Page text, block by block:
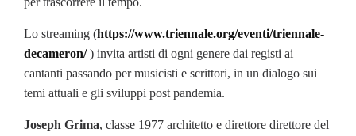
Lo streaming (https://www.triennale.org/eventi/triennale-
decameron/) invita artisti di ogni genere dai registi ai
cantanti passando per musicisti e scrittori, in un dialogo sui
temi attuali e gli sviluppi post pandemia.
Joseph Grima, classe 1977 architetto e direttore direttore del